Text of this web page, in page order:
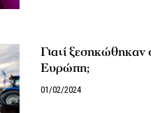
Γιατί ξεσηκώθηκαν
Ευρώπη;
01/02/2024